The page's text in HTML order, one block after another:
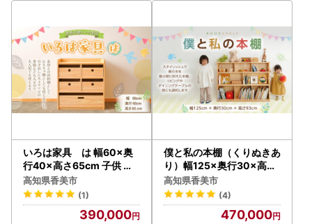
いろは家具 は 幅60×奥
行40×高さ65cm 子供 イ
ンテリア 木製 日本製 家具
棚 ケース ラック
高知県香美市
(1)
390,000
僕と私の本棚（くりぬきあ
り）幅125×奥行30×高さ
93cm インテリア 木製 日
本製 家具 木製
高知県香美市
(4)
470,000